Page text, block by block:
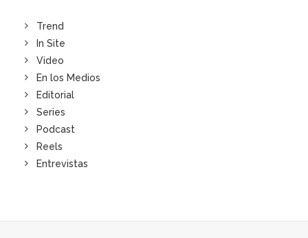
Trend
In Site
Video
En los Medios
Editorial
Series
Podcast
Reels
Entrevistas